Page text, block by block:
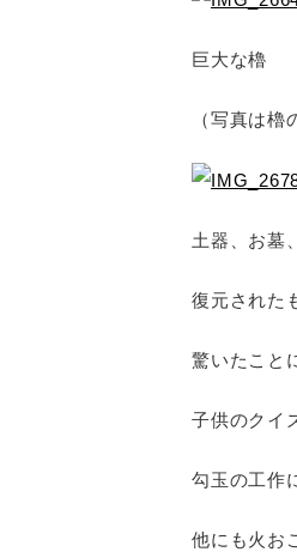
巨大な櫓
（写真は
土器、お墓
復元された
驚いたこと
子供のクイ
勾玉の工作
他にも火お